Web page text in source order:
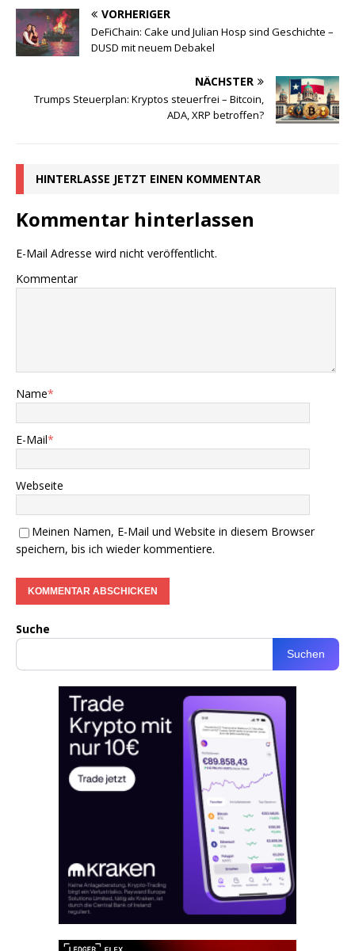
VORHERIGER
DeFiChain: Cake und Julian Hosp sind Geschichte –
DUSD mit neuem Debakel
NÄCHSTER
Trumps Steuerplan: Kryptos steuerfrei – Bitcoin,
ADA, XRP betroffen?
HINTERLASSE JETZT EINEN KOMMENTAR
Kommentar hinterlassen
E-Mail Adresse wird nicht veröffentlicht.
Kommentar
Name*
E-Mail*
Webseite
Meinen Namen, E-Mail und Website in diesem Browser
speichern, bis ich wieder kommentiere.
Suche
Suchen